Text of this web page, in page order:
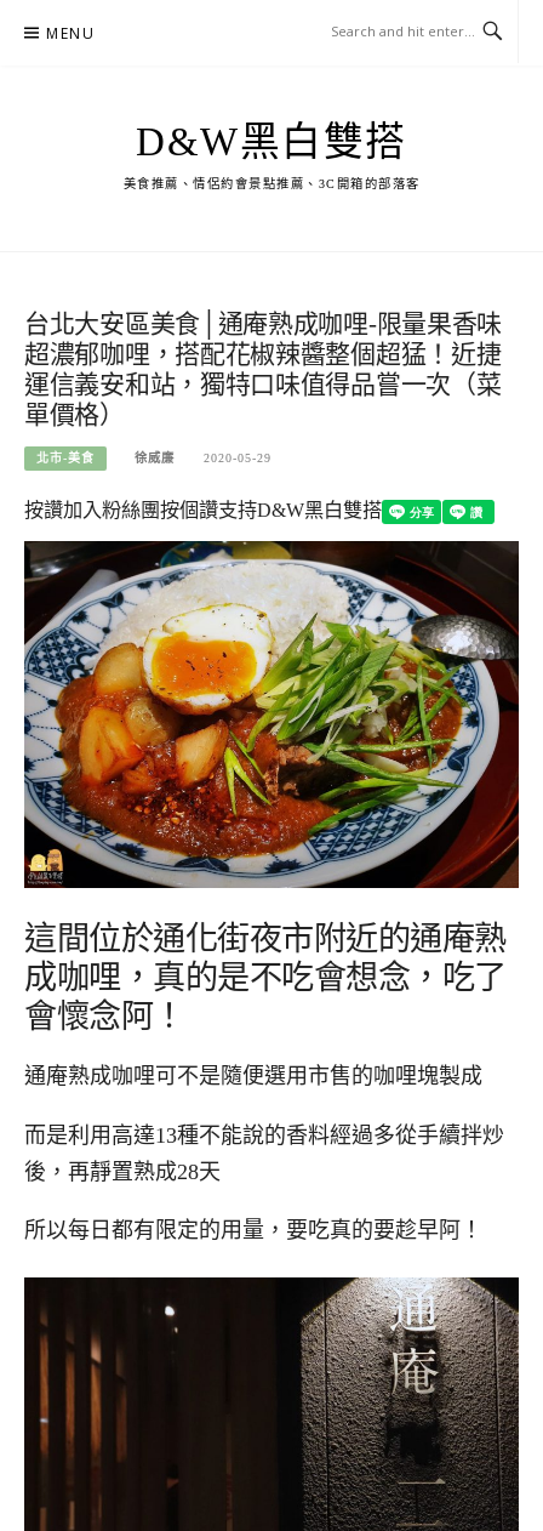
MENU
D&W黑白雙搭
美食推薦、情侶約會景點推薦、3C開箱的部落客
台北大安區美食│通庵熟成咖哩-限量果香味
超濃郁咖哩，搭配花椒辣醬整個超猛！近捷
運信義安和站，獨特口味值得品嘗一次（菜
單價格）
北市-美食 徐威廉 2020-05-29
按讚加入粉絲團按個讚支持D&W黑白雙搭
這間位於通化街夜市附近的通庵熟
成咖哩，真的是不吃會想念，吃了
會懷念阿！
通庵熟成咖哩可不是隨便選用市售的咖哩塊製成
而是利用高達13種不能說的香料經過多從手續拌炒
後，再靜置熟成28天
所以每日都有限定的用量，要吃真的要趁早阿！